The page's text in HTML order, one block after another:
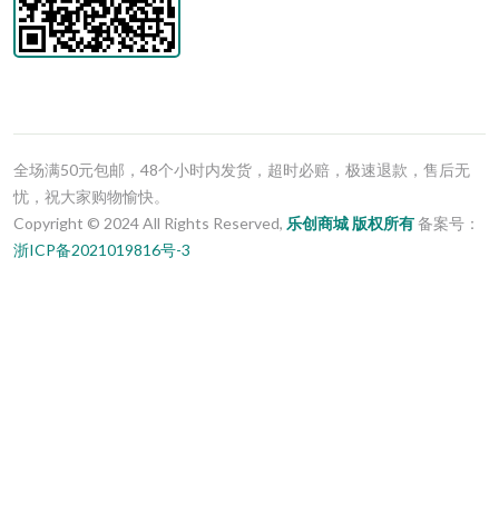
全场满50元包邮，48个小时内发货，超时必赔，极速退款，售后无
忧，祝大家购物愉快。
Copyright © 2024 All Rights Reserved, 乐创商城 版权所有备案号：
浙ICP备2021019816号-3